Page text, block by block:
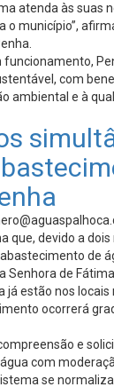
atenda às suas
o município”,
funcionamento,
com
ambiental e à
que, devido a
de
Senhora de
já estão nos
ocorrerá
e
com
se